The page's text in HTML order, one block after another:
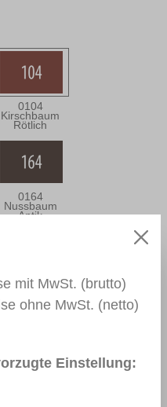
0104
Kirschbaum
Rötlich
0164
Nussbaum
Antik
0917 Rot
mit MwSt. (brutto)
ohne MwSt. (netto)
Einstellung: